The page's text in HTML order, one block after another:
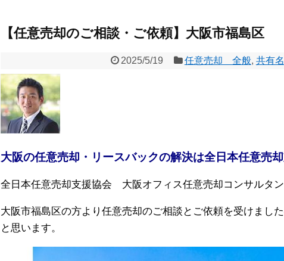
【任意売却のご相談・ご依頼】大阪市福島区
2025/5/19 任意売却 全般, 共有
大阪の任意売却・リースバックの解決は全日本任意売
全日本任意売却支援協会 大阪オフィス任意売却コンサルタン
大阪市福島区の方より任意売却のご相談とご依頼を受けまし
と思います。